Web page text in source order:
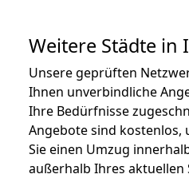
Weitere Städte in
Unsere geprüften
Ihnen unverbindliche
Ihre Bedürfnisse
Angebote sind kostenlos,
Sie einen Umzug
außerhalb Ihres aktuellen